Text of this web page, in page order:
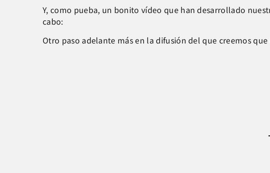
Y, como pueba, un bonito vídeo que han desarrollado
cabo:
Otro paso adelante más en la difusión del que creemos